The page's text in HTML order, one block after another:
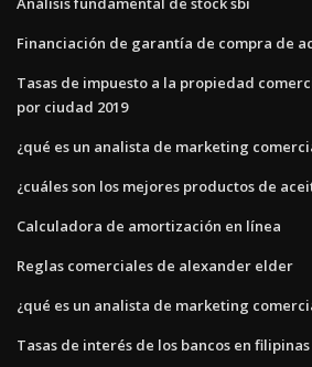
Financiación de garantía de compra de
Tasas de impuesto a la propiedad
por ciudad 2019
¿qué es un analista de marketing
¿cuáles son los mejores productos de
Calculadora de amortización en línea
Reglas comerciales de alexander elder
¿qué es un analista de marketing
Tasas de interés de los bancos en filipinas